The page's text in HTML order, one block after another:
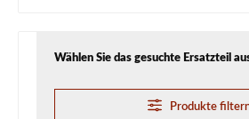
Wählen Sie das gesuchte Ersatzteil
Produkte